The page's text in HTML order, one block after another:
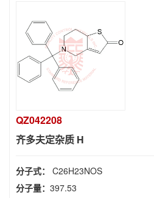
QZ042208
齐多夫定杂质 H
分子式： C26H23NOS
分子量： 397.53